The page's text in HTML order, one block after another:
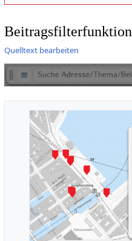
Beitragsfilterfunktion
Quelltext bearbeiten